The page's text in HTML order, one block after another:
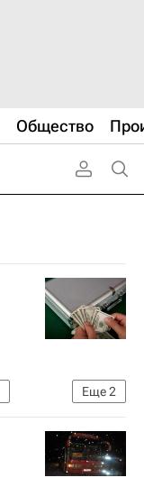
Общество
Еще2